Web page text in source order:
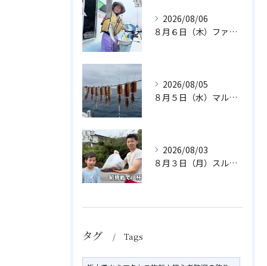
2026/08/06
８月６日（木）ファミリフィッシング
2026/08/05
８月５日（水）マルイカ
2026/08/03
８月３日（月）スルメイカ
タグ Tags